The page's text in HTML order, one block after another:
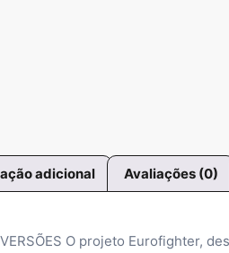
adicional Avaliações (0)
VERSÕES O projeto Eurofighter,